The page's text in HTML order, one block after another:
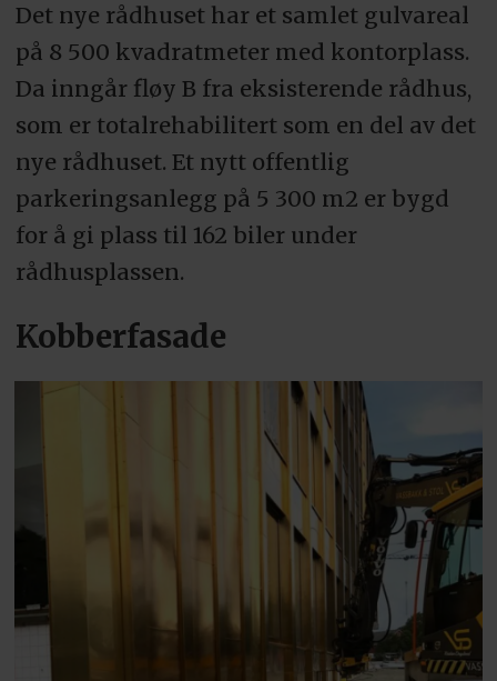
Ventilasjon:
GK Inneklima AS
Tiltakshaver:
Sola kommune
Totalentreprenør:
Consto Sør AS
Arkitekt:
Longva arkitekter AS
Det nye rådhuset har et samlet gulvareal
på 8 500 kvadratmeter med kontorplass.
Da inngår fløy B fra eksisterende rådhus,
som er totalrehabilitert som en del av det
nye rådhuset. Et nytt offentlig
parkeringsanlegg på 5 300 m2 er bygd
for å gi plass til 162 biler under
rådhusplassen.
Kobberfasade